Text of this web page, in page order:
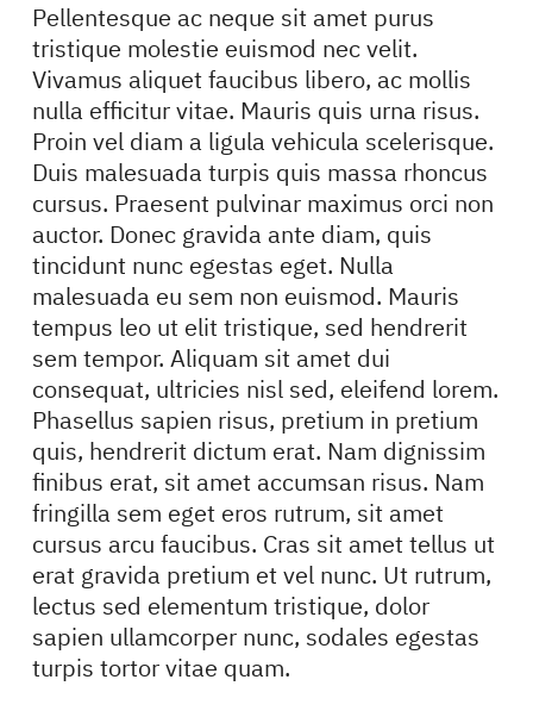
Pellentesque ac neque sit amet purus
tristique molestie euismod nec velit.
Vivamus aliquet faucibus libero, ac mollis
nulla efficitur vitae. Mauris quis urna risus.
Proin vel diam a ligula vehicula scelerisque.
Duis malesuada turpis quis massa rhoncus
cursus. Praesent pulvinar maximus orci non
auctor. Donec gravida ante diam, quis
tincidunt nunc egestas eget. Nulla
malesuada eu sem non euismod. Mauris
tempus leo ut elit tristique, sed hendrerit
sem tempor. Aliquam sit amet dui
consequat, ultricies nisl sed, eleifend lorem.
Phasellus sapien risus, pretium in pretium
quis, hendrerit dictum erat. Nam dignissim
finibus erat, sit amet accumsan risus. Nam
fringilla sem eget eros rutrum, sit amet
cursus arcu faucibus. Cras sit amet tellus ut
erat gravida pretium et vel nunc. Ut rutrum,
lectus sed elementum tristique, dolor
sapien ullamcorper nunc, sodales egestas
turpis tortor vitae quam.